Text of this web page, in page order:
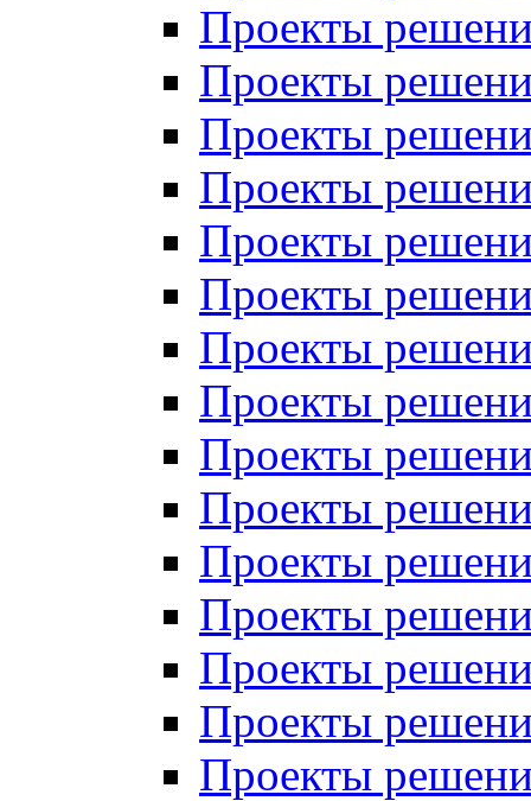
Проекты
Проекты
Проекты
Проекты
Проекты
Проекты
Проекты
Проекты
Проекты
Проекты
Проекты
Проекты
Проекты
Проекты
Проекты